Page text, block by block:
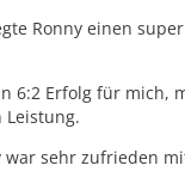
3 Legs kann ich
andere Richtung
über den
Ronny einen
6:2 Erfolg für mich,
war sehr zufrieden